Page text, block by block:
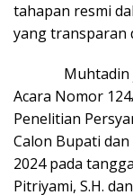
tahapan resmi
yang transparan
Muhtadin
Acara Nomor
Penelitian
Calon Bupati
2024 pada
Pitriyami, S.H.